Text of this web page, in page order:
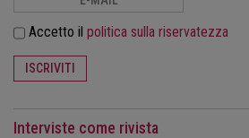
Accetto il politica sulla riservatezza
ISCRIVITI
Interviste come rivista